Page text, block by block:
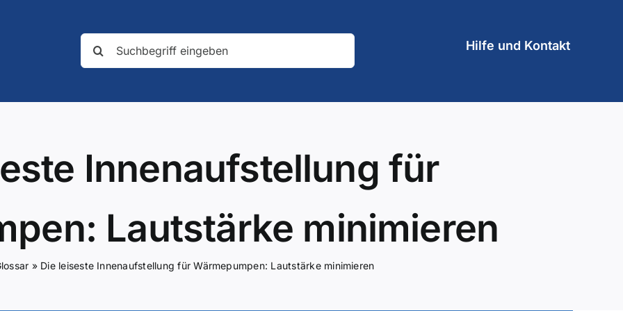
Suche
nach:
Hilfe und Kontakt
Innenaufstellung für
Lautstärke minimieren
» Die leiseste Innenaufstellung für Wärmepumpen: Lautstärke minimieren